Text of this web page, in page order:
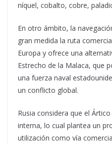
níquel, cobalto, cobre,
En otro ámbito, la
gran medida la ruta
Europa y ofrece una
Estrecho de la Malaca, que
una fuerza naval
un conflicto global.
Rusia considera que el
interna, lo cual plantea un
utilización como vía